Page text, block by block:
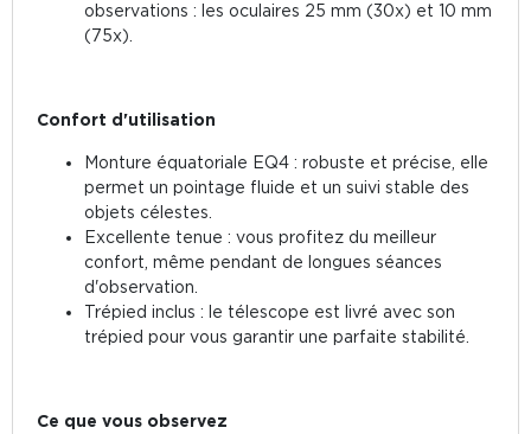
observations : les oculaires 25 mm (30x) et 10 mm
(75x).
Confort d'utilisation
Monture équatoriale EQ4 : robuste et précise, elle
permet un pointage fluide et un suivi stable des
objets célestes.
Excellente tenue : vous profitez du meilleur
confort, même pendant de longues séances
d'observation.
Trépied inclus : le télescope est livré avec son
trépied pour vous garantir une parfaite stabilité.
Ce que vous observez